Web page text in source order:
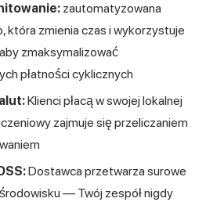
zautomatyzowana
która zmienia czas i wykorzystuje
zmaksymalizować
płatności cyklicznych
Klienci płacą w swojej lokalnej
zajmuje się przeliczaniem
Dostawca przetwarza surowe
— Twój zespół nigdy